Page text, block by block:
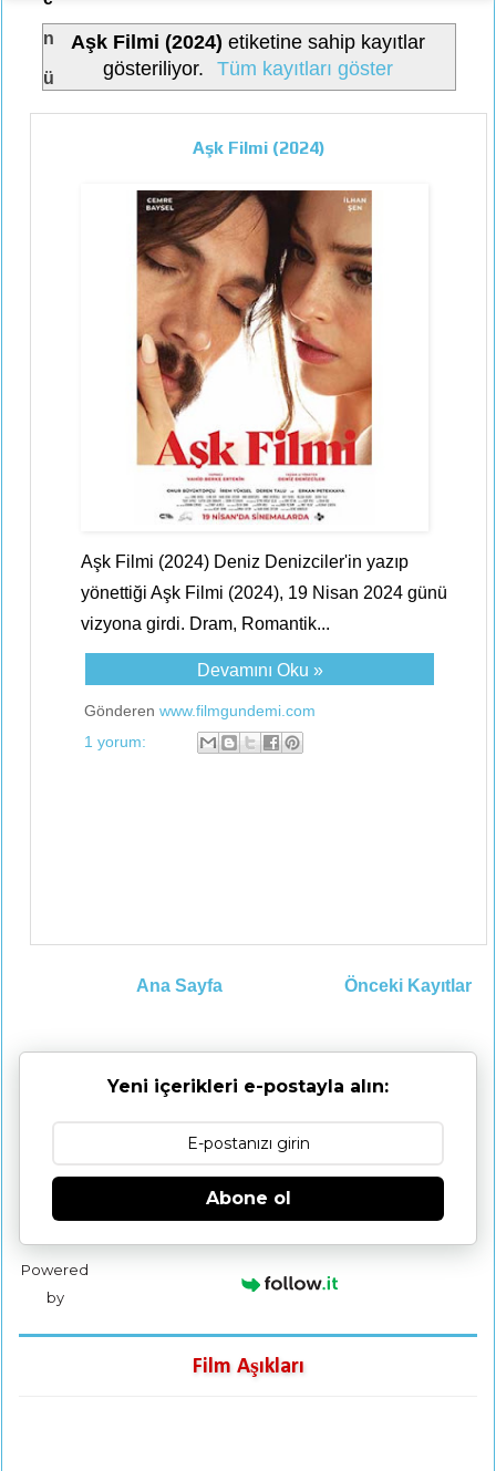
n
ü
Aşk Filmi (2024) etiketine sahip kayıtlar
gösteriliyor.
Tüm kayıtları göster
Aşk Filmi (2024)
Aşk Filmi (2024) Deniz Denizciler'in yazıp
yönettiği Aşk Filmi (2024), 19 Nisan 2024 günü
vizyona girdi. Dram, Romantik...
Devamını Oku »
Gönderen www.filmgundemi.com
1 yorum:
Önceki Kayıtlar
Ana Sayfa
Yeni içerikleri e-postayla alın:
Abone ol
Powered
by
Film Aşıkları